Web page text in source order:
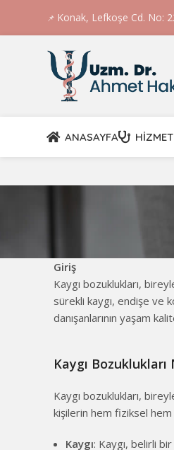
📌 Konak, Lefkoşe Cd. No:
ANASAYFA
Giriş
Kaygı bozuklukları,
sürekli kaygı, endişe ve
danışanlarının yaşam
Kaygı Bozuklukları
Kaygı bozuklukları,
kişilerin hem fiziksel hem
Kaygı: Kaygı, belirli